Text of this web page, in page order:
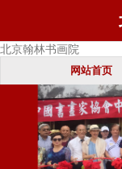
北京翰林书画院
网站首页